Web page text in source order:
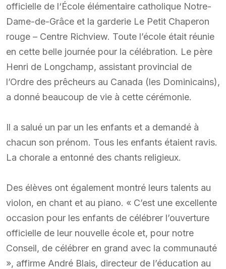
officielle de l‘École élémentaire catholique Notre-
Dame-de-Grâce et la garderie Le Petit Chaperon
rouge – Centre Richview. Toute l’école était réunie
en cette belle journée pour la célébration. Le père
Henri de Longchamp, assistant provincial de
l’Ordre des prêcheurs au Canada (les Dominicains),
a donné beaucoup de vie à cette cérémonie.
Il a salué un par un les enfants et a demandé à
chacun son prénom. Tous les enfants étaient ravis.
La chorale a entonné des chants religieux.
Des élèves ont également montré leurs talents au
violon, en chant et au piano. « C’est une excellente
occasion pour les enfants de célébrer l’ouverture
officielle de leur nouvelle école et, pour notre
Conseil, de célébrer en grand avec la communauté
», affirme André Blais, directeur de l’éducation au